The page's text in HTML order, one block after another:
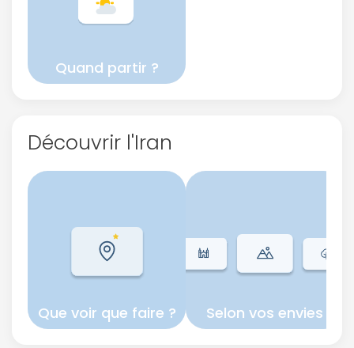
Quand partir ?
Découvrir l'Iran
Que voir que faire ? Selon vos envies